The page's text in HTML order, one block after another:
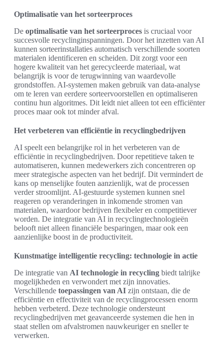
Optimalisatie van het sorteerproces
De optimalisatie van het sorteerproces is cruciaal voor
succesvolle recyclinginspanningen. Door het inzetten van AI
kunnen sorteerinstallaties automatisch verschillende soorten
materialen identificeren en scheiden. Dit zorgt voor een
hogere kwaliteit van het gerecycleerde materiaal, wat
belangrijk is voor de terugwinning van waardevolle
grondstoffen. AI-systemen maken gebruik van data-analyse
om te leren van eerdere sorteervoorstellen en optimaliseren
continu hun algoritmes. Dit leidt niet alleen tot een efficiënter
proces maar ook tot minder afval.
Het verbeteren van efficiëntie in recyclingbedrijven
AI speelt een belangrijke rol in het verbeteren van de
efficiëntie in recyclingbedrijven. Door repetitieve taken te
automatiseren, kunnen medewerkers zich concentreren op
meer strategische aspecten van het bedrijf. Dit vermindert de
kans op menselijke fouten aanzienlijk, wat de processen
verder stroomlijnt. AI-gestuurde systemen kunnen snel
reageren op veranderingen in inkomende stromen van
materialen, waardoor bedrijven flexibeler en competitiever
worden. De integratie van AI in recyclingtechnologieën
belooft niet alleen financiële besparingen, maar ook een
aanzienlijke boost in de productiviteit.
Kunstmatige intelligentie recycling: technologie in actie
De integratie van AI technologie in recycling biedt talrijke
mogelijkheden en verwondert met zijn innovaties.
Verschillende toepassingen van AI zijn ontstaan, die de
efficiëntie en effectiviteit van de recyclingprocessen enorm
hebben verbeterd. Deze technologie ondersteunt
recyclingbedrijven met geavanceerde systemen die hen in
staat stellen om afvalstromen nauwkeuriger en sneller te
verwerken.